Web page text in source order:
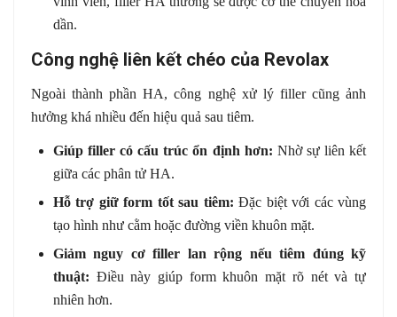
dần.
Công nghệ liên kết chéo của Revolax
Ngoài thành phần HA, công nghệ xử lý filler cũng ảnh
hưởng khá nhiều đến hiệu quả sau tiêm.
Giúp filler có cấu trúc ổn định hơn: Nhờ sự liên kết
giữa các phân tử HA.
Hỗ trợ giữ form tốt sau tiêm: Đặc biệt với các vùng
tạo hình như cằm hoặc đường viền khuôn mặt.
Giảm nguy cơ filler lan rộng nếu tiêm đúng kỹ
thuật: Điều này giúp form khuôn mặt rõ nét và tự
nhiên hơn.